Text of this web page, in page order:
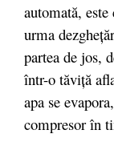
automată,
urma
partea de jos,
într-o tăviţă
apa se
compresor în